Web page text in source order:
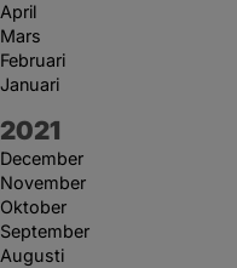
April
Mars
Februari
Januari
År:
2021
December
November
Oktober
September
Augusti